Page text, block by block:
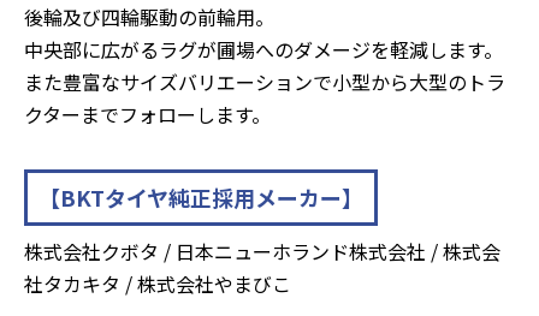
後輪及び四輪駆動の前輪用。
中央部に広がるラグが圃場へのダメージを軽減します。
また豊富なサイズバリエーションで小型から大型のトラ
クターまでフォローします。
【BKTタイヤ純正採用メーカー】
株式会社クボタ / 日本ニューホランド株式会社 / 株式会
社タカキタ / 株式会社やまびこ